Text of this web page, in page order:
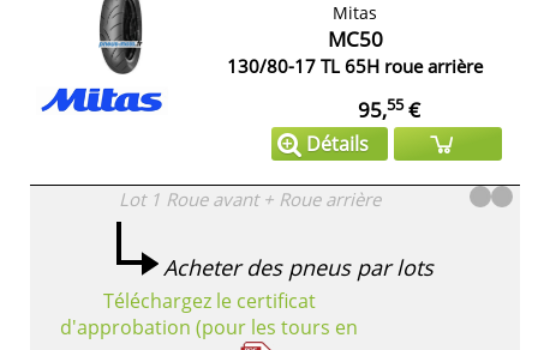
Mitas
MC50
130/80-17 TL 65H roue arrière
95,55€
Détails
Lot 1 Roue avant + Roue arrière
Acheter des pneus par lots
Téléchargez le certificat
d'approbation (pour les tours en